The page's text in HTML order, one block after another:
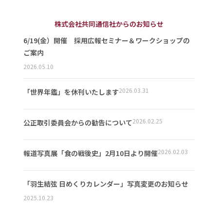
株式会社共同通信社からのお知らせ
6/19(金）開催 採用広報セミナー＆ワークショップの
ご案内
2026.05.10
「世界年鑑」を休刊いたします2026.03.31
公正取引委員会からの勧告について2026.02.25
報道写真展「食の戦後史」2月10日より開催2026.02.03
「羽生結弦 日めくりカレンダー」写真変更のお知らせ
2025.10.23